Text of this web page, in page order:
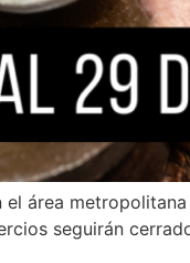
área
seguirán